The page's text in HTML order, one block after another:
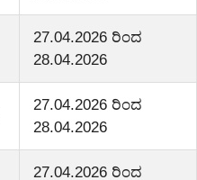
27.04.2026 ರಿಂದ
28.04.2026
27.04.2026 ರಿಂದ
28.04.2026
27.04.2026 ರಿಂದ